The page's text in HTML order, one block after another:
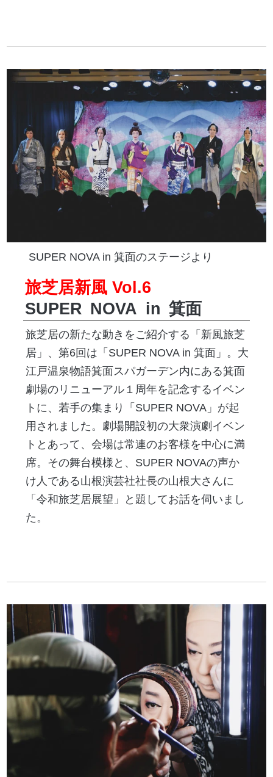
SUPER NOVA in 箕面のステージより
旅芝居新風 Vol.6
SUPER NOVA in 箕面
旅芝居の新たな動きをご紹介する「新風旅芝
居」、第6回は「SUPER NOVA in 箕面」。大
江戸温泉物語箕面スパガーデン内にある箕面
劇場のリニューアル１周年を記念するイベン
トに、若手の集まり「SUPER NOVA」が起
用されました。劇場開設初の大衆演劇イベン
トとあって、会場は常連のお客様を中心に満
席。その舞台模様と、SUPER NOVAの声か
け人である山根演芸社社長の山根大さんに
「令和旅芝居展望」と題してお話を伺いまし
た。